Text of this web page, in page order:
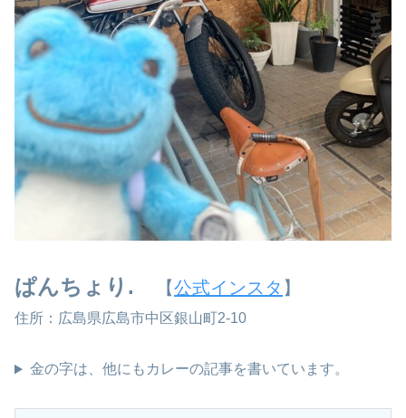
ぱんちょり. 【公式インスタ 】
住所：広島県広島市中区銀山町2-10
金の字は、他にもカレーの記事を書いています。